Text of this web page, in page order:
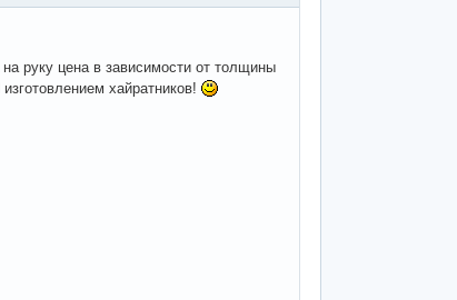
руку цена в зависимости от толщины
хайратников!